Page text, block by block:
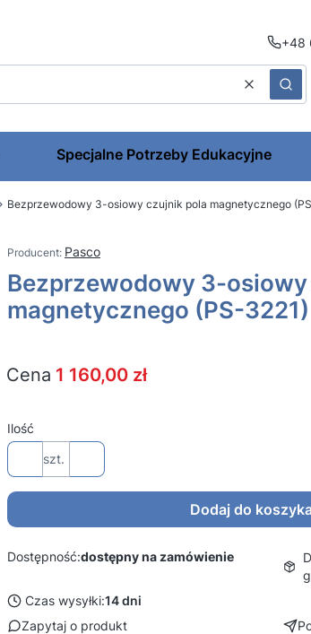
+48
Wyczyść
Specjalne Potrzeby Edukacyjne
Bezprzewodowy 3-osiowy czujnik pola magnetycznego
Pasco
Bezprzewodowy 3-
magnetycznego (PS-3221)
Cena 1 160,00 zł
Ilość
szt.
Dodaj do
Dostępność:dostępny na zamówienie
Czas wysyłki:14 dni
Zapytaj o produkt